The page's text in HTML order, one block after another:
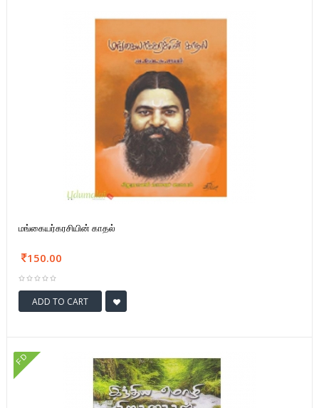
மங்கையர்கரசியின் காதல்
150.00
ADD TO CART
FD